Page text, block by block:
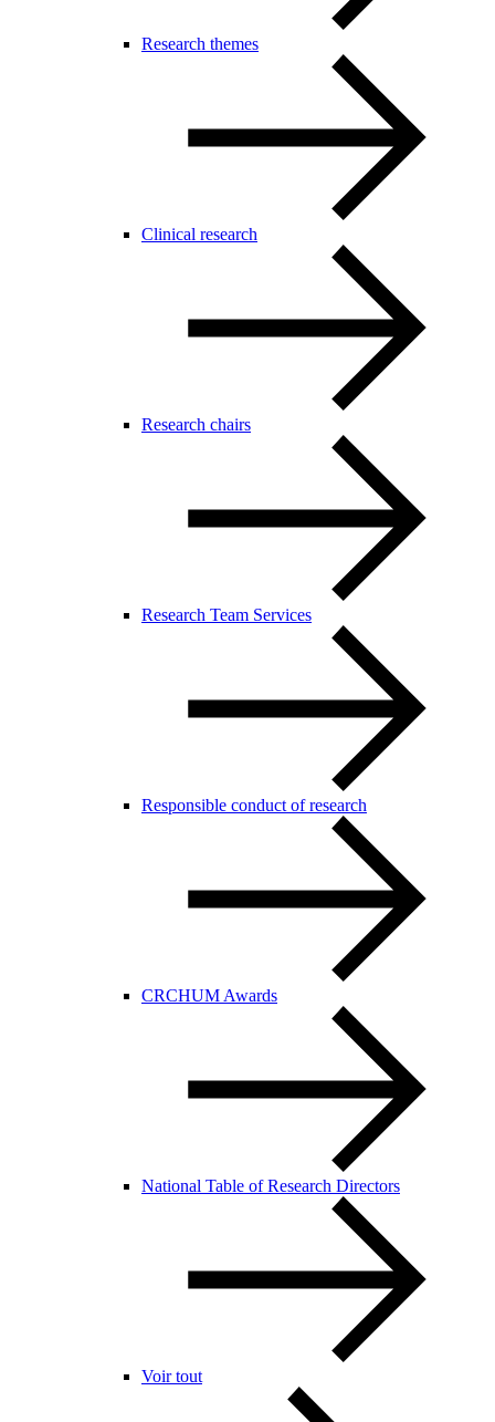
Research themes
Clinical research
Research chairs
Research Team Services
Responsible conduct of research
CRCHUM Awards
National Table of Research Directors
Voir tout